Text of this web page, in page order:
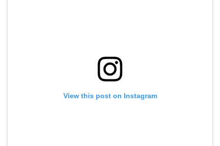
View this post on Instagram